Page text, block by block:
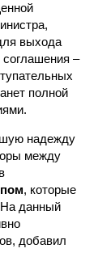
выхода
–
полной
надежду
между
, которые
данный
добавил